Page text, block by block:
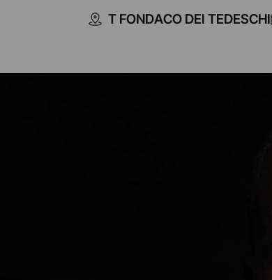
T FONDACO DEI TEDESCHI